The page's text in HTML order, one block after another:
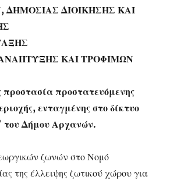
ΔΗΜΟΣΙΑΣ ΔΙΟΙΚΗΣΗΣ ΚΑΙ
ΚΑΙ ΤΡΟΦΙΜΩΝ
προστατευόμενης
ενταγμένης στο δίκτυο
Δήμου Αρχανών.
ζωνών στο Νομό
της έλλειψης ζωτικού χώρου για